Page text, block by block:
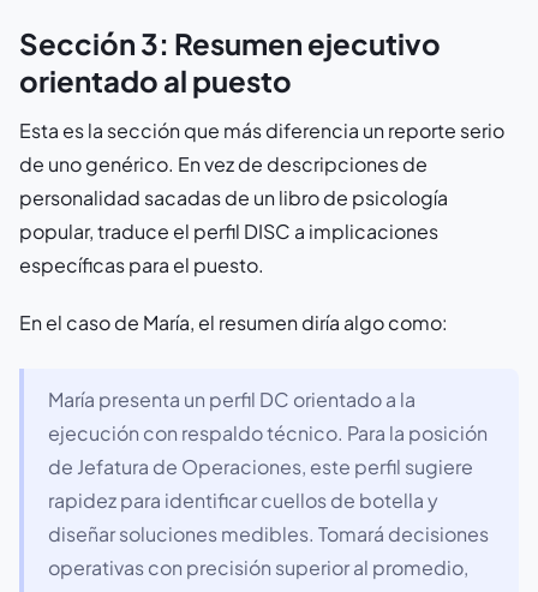
Sección 3: Resumen ejecutivo
orientado al puesto
Esta es la sección que más diferencia un reporte serio
de uno genérico. En vez de descripciones de
personalidad sacadas de un libro de psicología
popular, traduce el perfil DISC a implicaciones
específicas para el puesto.
En el caso de María, el resumen diría algo como:
María presenta un perfil DC orientado a la
ejecución con respaldo técnico. Para la posición
de Jefatura de Operaciones, este perfil sugiere
rapidez para identificar cuellos de botella y
diseñar soluciones medibles. Tomará decisiones
operativas con precisión superior al promedio,